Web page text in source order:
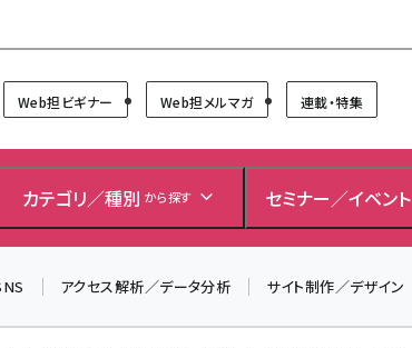
Web担ビギナー Web担メルマガ 連載・特集
カテゴリ／種別 から探す セミナー／イベント
アクセス解析／データ分析 サイト制作／デザイン